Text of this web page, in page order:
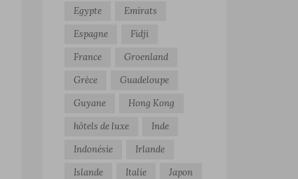
Egypte
Emirats
Espagne
Fidji
France
Groenland
Grèce
Guadeloupe
Guyane
Hong Kong
hôtels de luxe
Inde
Indonésie
Irlande
Islande
Italie
Japon